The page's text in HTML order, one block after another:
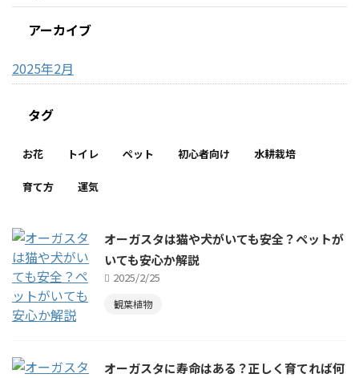
アーカイブ
2025年2月
タグ
お花 トイレ ペット 初心者向け 水耕栽培
育て方 運気
オーガスタは猫や犬がいても安全？ペットが
いても安心か解説
2025/2/25
観葉植物
オーガスタに寿命はある？正しく育てれば何